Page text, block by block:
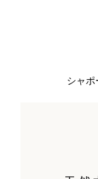
シャポ